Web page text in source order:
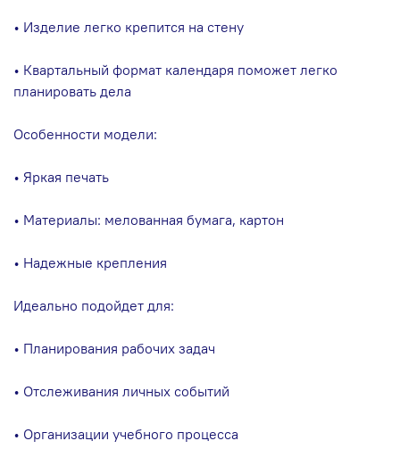
• Изделие легко крепится на стену
• Квартальный формат календаря поможет легко
планировать дела
Особенности модели:
• Яркая печать
• Материалы: мелованная бумага, картон
• Надежные крепления
Идеально подойдет для:
• Планирования рабочих задач
• Отслеживания личных событий
• Организации учебного процесса